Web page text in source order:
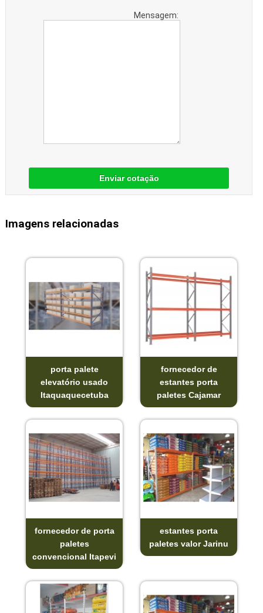
Mensagem:
Enviar cotação
Imagens relacionadas
porta palete
elevatório usado
Itaquaquecetuba
fornecedor de
estantes porta
paletes Cajamar
fornecedor de porta
paletes
convencional Itapevi
estantes porta
paletes valor Jarinu